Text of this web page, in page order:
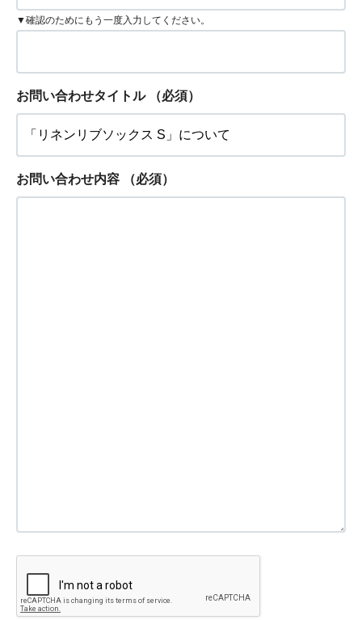
▼確認のためにもう一度入力してください。
お問い合わせタイトル （必須）
お問い合わせ内容 （必須）